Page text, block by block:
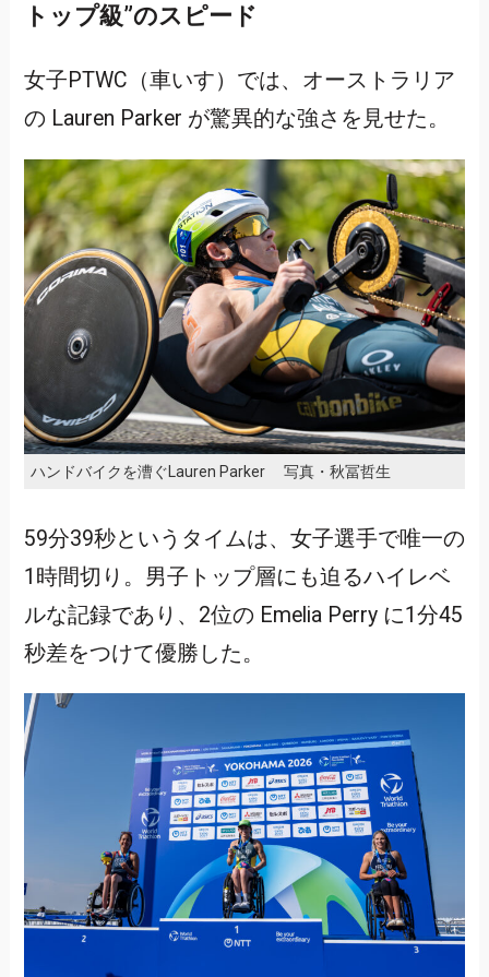
トップ級”のスピード
女子PTWC（車いす）では、オーストラリア
の Lauren Parker が驚異的な強さを見せた。
ハンドバイクを漕ぐLauren Parker 写真・秋冨哲生
59分39秒というタイムは、女子選手で唯一の
1時間切り。男子トップ層にも迫るハイレベ
ルな記録であり、2位の Emelia Perry に1分45
秒差をつけて優勝した。